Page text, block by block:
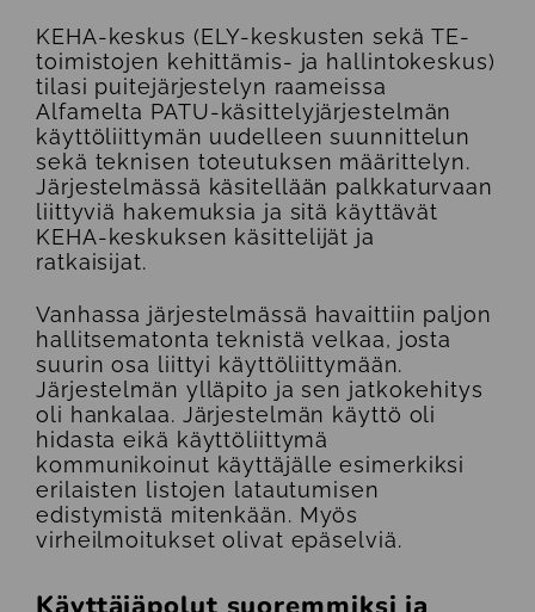
KEHA-keskus (ELY-keskusten sekä TE-
toimistojen kehittämis- ja hallintokeskus)
tilasi puitejärjestelyn raameissa
Alfamelta PATU-käsittelyjärjestelmän
käyttöliittymän uudelleen suunnittelun
sekä teknisen toteutuksen määrittelyn.
Järjestelmässä käsitellään palkkaturvaan
liittyviä hakemuksia ja sitä käyttävät
KEHA-keskuksen käsittelijät ja
ratkaisijat.
Vanhassa järjestelmässä havaittiin paljon
hallitsematonta teknistä velkaa, josta
suurin osa liittyi käyttöliittymään.
Järjestelmän ylläpito ja sen jatkokehitys
oli hankalaa. Järjestelmän käyttö oli
hidasta eikä käyttöliittymä
kommunikoinut käyttäjälle esimerkiksi
erilaisten listojen latautumisen
edistymistä mitenkään. Myös
virheilmoitukset olivat epäselviä.